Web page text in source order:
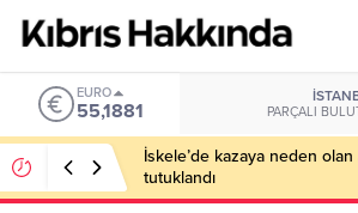
EURO
55,1881 PARÇALI
İskele’de kazaya neden
tutuklandı